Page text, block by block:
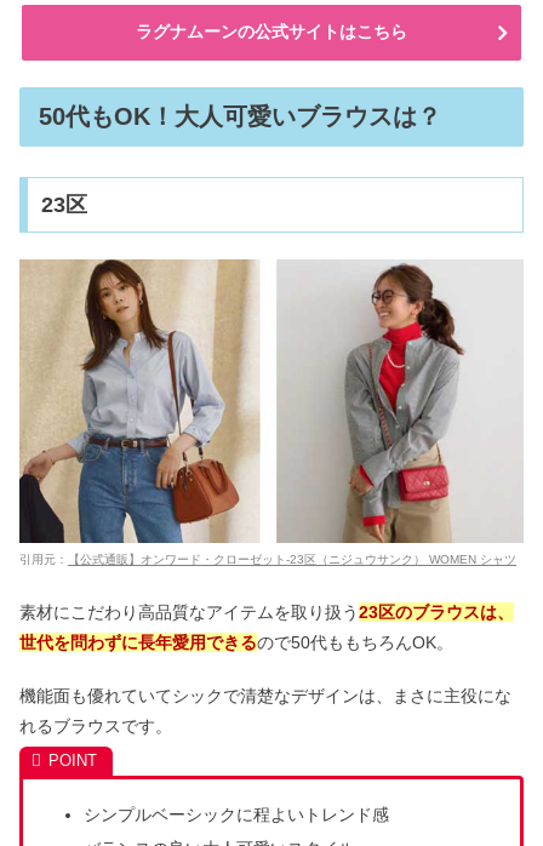
ラグナムーンの公式サイトはこちら
50代もOK！大人可愛いブラウスは？
23区
引用元： 【公式通販】オンワード・クローゼット-23区（ニジュウサンク） WOMEN シャツ
素材にこだわり高品質なアイテムを取り扱う23区のブラウスは、
世代を問わずに長年愛用できるので50代ももちろんOK。
機能面も優れていてシックで清楚なデザインは、まさに主役にな
れるブラウスです。
シンプルベーシックに程よいトレンド感